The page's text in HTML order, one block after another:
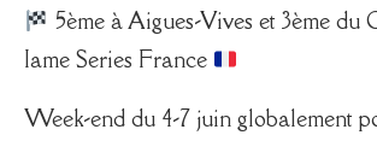
5ème à Aigues-Vives et 3ème du
Iame Series France
Week-end du 4-7 juin globalement